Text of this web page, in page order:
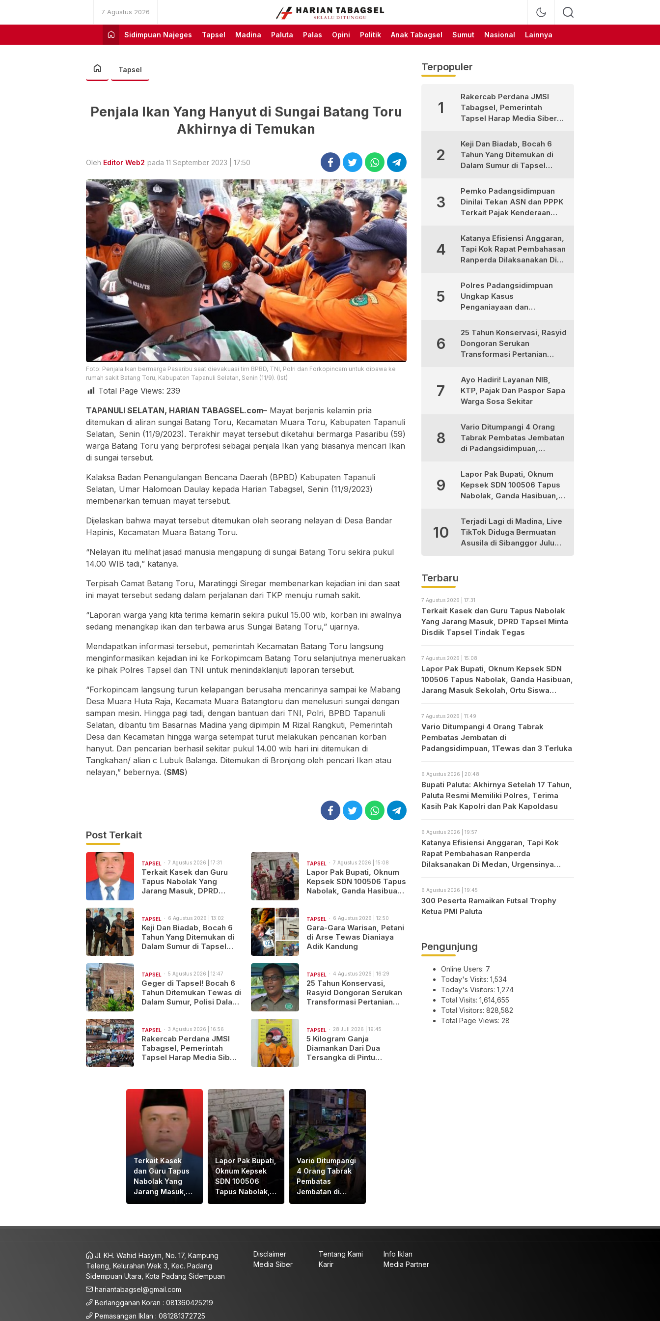
7 Agustus 2026
Harian Tabagsel
Harian Tabagsel Official
Website
Sidimpuan Najeges
Tapsel Madina Paluta Palas Opini Politik Anak Tabagsel Sumut Nasional Lainnya
Tapsel
Penjala Ikan Yang Hanyut di Sungai Batang Toru
Akhirnya di Temukan
Oleh Editor Web2 pada 11 September 2023 | 17:50
Foto: Penjala Ikan bermarga Pasaribu saat dievakuasi tim BPBD, TNI, Polri dan Forkopincam untuk dibawa ke
rumah sakit Batang Toru, Kabupaten Tapanuli Selatan, Senin (11/9). (Ist)
Total Page Views: 239
TAPANULI SELATAN, HARIAN TABAGSEL.com– Mayat berjenis kelamin pria
ditemukan di aliran sungai Batang Toru, Kecamatan Muara Toru, Kabupaten Tapanuli
Selatan, Senin (11/9/2023). Terakhir mayat tersebut diketahui bermarga Pasaribu (59)
warga Batang Toru yang berprofesi sebagai penjala Ikan yang biasanya mencari Ikan
di sungai tersebut.
Kalaksa Badan Penangulangan Bencana Daerah (BPBD) Kabupaten Tapanuli
Selatan, Umar Halomoan Daulay kepada Harian Tabagsel, Senin (11/9/2023)
membenarkan temuan mayat tersebut.
Dijelaskan bahwa mayat tersebut ditemukan oleh seorang nelayan di Desa Bandar
Hapinis, Kecamatan Muara Batang Toru.
“Nelayan itu melihat jasad manusia mengapung di sungai Batang Toru sekira pukul
14.00 WIB tadi,” katanya.
Terpisah Camat Batang Toru, Maratinggi Siregar membenarkan kejadian ini dan saat
ini mayat tersebut sedang dalam perjalanan dari TKP menuju rumah sakit.
“Laporan warga yang kita terima kemarin sekira pukul 15.00 wib, korban ini awalnya
sedang menangkap ikan dan terbawa arus Sungai Batang Toru,” ujarnya.
Mendapatkan informasi tersebut, pemerintah Kecamatan Batang Toru langsung
menginformasikan kejadian ini ke Forkopimcam Batang Toru selanjutnya meneruakan
ke pihak Polres Tapsel dan TNI untuk menindaklanjuti laporan tersebut.
“Forkopincam langsung turun kelapangan berusaha mencarinya sampai ke Mabang
Desa Muara Huta Raja, Kecamata Muara Batangtoru dan menelusuri sungai dengan
sampan mesin. Hingga pagi tadi, dengan bantuan dari TNI, Polri, BPBD Tapanuli
Selatan, dibantu tim Basarnas Madina yang dipimpin M Rizal Rangkuti, Pemerintah
Desa dan Kecamatan hingga warga setempat turut melakukan pencarian korban
hanyut. Dan pencarian berhasil sekitar pukul 14.00 wib hari ini ditemukan di
Tangkahan/ alian c Lubuk Balanga. Ditemukan di Bronjong oleh pencari Ikan atau
nelayan,” bebernya. (SMS)
Post Terkait
TAPSEL 7 Agustus 2026 | 17:31
Terkait Kasek dan Guru
Tapus Nabolak Yang
Jarang Masuk, DPRD
TAPSEL 7 Agustus 2026 | 15:08
Lapor Pak Bupati, Oknum
Kepsek SDN 100506 Tapus
Nabolak, Ganda Hasibuan,
TAPSEL 6 Agustus 2026 | 13:02
Keji Dan Biadab, Bocah 6
Tahun Yang Ditemukan di
Dalam Sumur di Tapsel
Berhasil di Bekuk Polisi
TAPSEL 6 Agustus 2026 | 12:50
Gara-Gara Warisan, Petani
di Arse Tewas Dianiaya
Adik Kandung
TAPSEL 5 Agustus 2026 | 12:47
Geger di Tapsel! Bocah 6
Tahun Ditemukan Tewas di
Dalam Sumur, Polisi Dalami
TAPSEL 4 Agustus 2026 | 16:29
25 Tahun Konservasi,
Rasyid Dongoran Serukan
Transformasi Pertanian
TAPSEL 3 Agustus 2026 | 16:56
Rakercab Perdana JMSI
Tabagsel, Pemerintah
Tapsel Harap Media Siber
TAPSEL 28 Juli 2026 | 19:45
5 Kilogram Ganja
Diamankan Dari Dua
Tersangka di Pintu
Terkait Kasek
dan Guru Tapus
Nabolak Yang
Jarang Masuk,
Lapor Pak Bupati,
Oknum Kepsek
SDN 100506
Tapus Nabolak,
Vario Ditumpangi
4 Orang Tabrak
Pembatas
Jembatan di
Terpopuler
1
Rakercab Perdana JMSI
Tabagsel, Pemerintah
Tapsel Harap Media Siber
Pembangunan
2
Keji Dan Biadab, Bocah 6
Tahun Yang Ditemukan di
Dalam Sumur di Tapsel
Pembunuhan, Pelaku
Berhasil di Bekuk Polisi
3
Pemko Padangsidimpuan
Dinilai Tekan ASN dan PPPK
Terkait Pajak Kenderaan
4
Katanya Efisiensi Anggaran,
Tapi Kok Rapat Pembahasan
Ranperda Dilaksanakan Di
5
Polres Padangsidimpuan
Ungkap Kasus
Penganiayaan dan
Diamankan
6
25 Tahun Konservasi, Rasyid
Dongoran Serukan
Transformasi Pertanian
7
Ayo Hadiri! Layanan NIB,
KTP, Pajak Dan Paspor Sapa
Warga Sosa Sekitar
8
Vario Ditumpangi 4 Orang
Tabrak Pembatas Jembatan
di Padangsidimpuan,
9
Lapor Pak Bupati, Oknum
Kepsek SDN 100506 Tapus
Nabolak, Ganda Hasibuan,
Siswa Protes
10
Terjadi Lagi di Madina, Live
TikTok Diduga Bermuatan
Asusila di Sibanggor Julu
Terbaru
7 Agustus 2026 | 17:31
Terkait Kasek dan Guru Tapus Nabolak
Yang Jarang Masuk, DPRD Tapsel Minta
Disdik Tapsel Tindak Tegas
7 Agustus 2026 | 15:08
Lapor Pak Bupati, Oknum Kepsek SDN
100506 Tapus Nabolak, Ganda Hasibuan,
Jarang Masuk Sekolah, Ortu Siswa
7 Agustus 2026 | 11:49
Vario Ditumpangi 4 Orang Tabrak
Pembatas Jembatan di
Padangsidimpuan, 1Tewas dan 3 Terluka
6 Agustus 2026 | 20:48
Bupati Paluta: Akhirnya Setelah 17 Tahun,
Paluta Resmi Memiliki Polres, Terima
Kasih Pak Kapolri dan Pak Kapoldasu
6 Agustus 2026 | 19:57
Katanya Efisiensi Anggaran, Tapi Kok
Rapat Pembahasan Ranperda
Dilaksanakan Di Medan, Urgensinya
6 Agustus 2026 | 19:45
300 Peserta Ramaikan Futsal Trophy
Ketua PMI Paluta
Pengunjung
Online Users: 7
Today's Visits: 1,534
Today's Visitors: 1,274
Total Visits: 1,614,655
Total Visitors: 828,582
Total Page Views: 28
Jl. KH. Wahid Hasyim, No. 17, Kampung
Teleng, Kelurahan Wek 3, Kec. Padang
Sidempuan Utara, Kota Padang Sidempuan
hariantabagsel@gmail.com
Berlangganan Koran : 081360425219
Pemasangan Iklan : 081281372725
Disclaimer Tentang Kami
Info Iklan
Media Siber
Karir Media Partner